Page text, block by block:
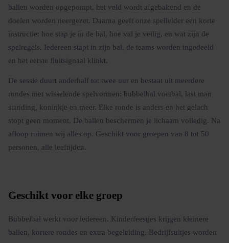
ballen worden opgepompt, het veld wordt afgebakend en de
doelen worden neergezet. Daarna geeft onze spelleider een korte
instructie: hoe stap je in de bal, hoe val je veilig, en wat zijn de
spelregels. Iedereen stapt in zijn bal, de teams worden ingedeeld
en het eerste fluitsignaal klinkt.
De sessie duurt anderhalf tot twee uur en bestaat uit meerdere
rondes met wisselende spelvormen: bubbelbal voetbal, last man
standing, koninkje en meer. Elke ronde is anders en het gelach
stopt geen moment. De ballen beschermen je lichaam volledig. Na
afloop ruimen wij alles op. Geschikt voor groepen van 8 tot 50
personen, alle leeftijden.
Geschikt voor elke groep
Bubbelbal werkt voor iedereen. Kinderfeestjes krijgen kleinere
ballen, kortere rondes en extra begeleiding. Bedrijfsuitjes worden